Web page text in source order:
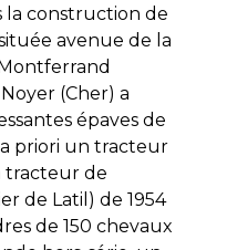
la construction de
avenue de la
(Cher) a
épaves de
priori un tracteur
tracteur de
de Latil) de 1954
de 150 chevaux